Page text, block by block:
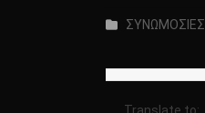
ΣΥΝΩΜΟΣΙΕΣ